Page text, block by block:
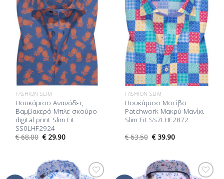
FASHION SLIM
Πουκάμισο Ανανάδες
Βαμβακερό Μπλε σκούρο
digital print Slim Fit
SS0LHF2924
€68.00 €29.90
FASHION SLIM
Πουκάμισο Μοτίβο
Patchwork Μακρύ Μανίκι
Slim Fit SS7LHF2872
€63.50 €39.90